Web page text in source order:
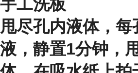
手工洗板
甩尽孔内液体，每
液，静置1分钟，